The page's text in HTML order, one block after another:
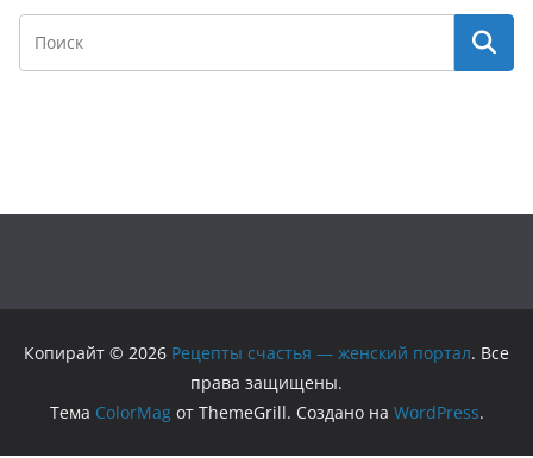
Копирайт © 2026 Рецепты счастья — женский портал. Все
права защищены.
Тема ColorMagот ThemeGrill. Создано на WordPress.